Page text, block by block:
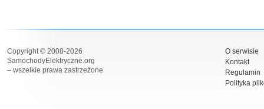
Copyright © 2008-2026
SamochodyElektryczne.org
– wszelkie prawa zastrzeżone
O serwisie
Kontakt
Regulamin
Polityka